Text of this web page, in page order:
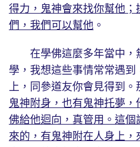
得力，鬼神會來找你幫他
們，我們可以幫他 。
在學佛這麼多年當中，
學，我想這些事情常常遇
上，同參道友你會見得到。
鬼神附身，也有鬼神托夢
佛給他迴向，真管用。這
來的，有鬼神附在人身上